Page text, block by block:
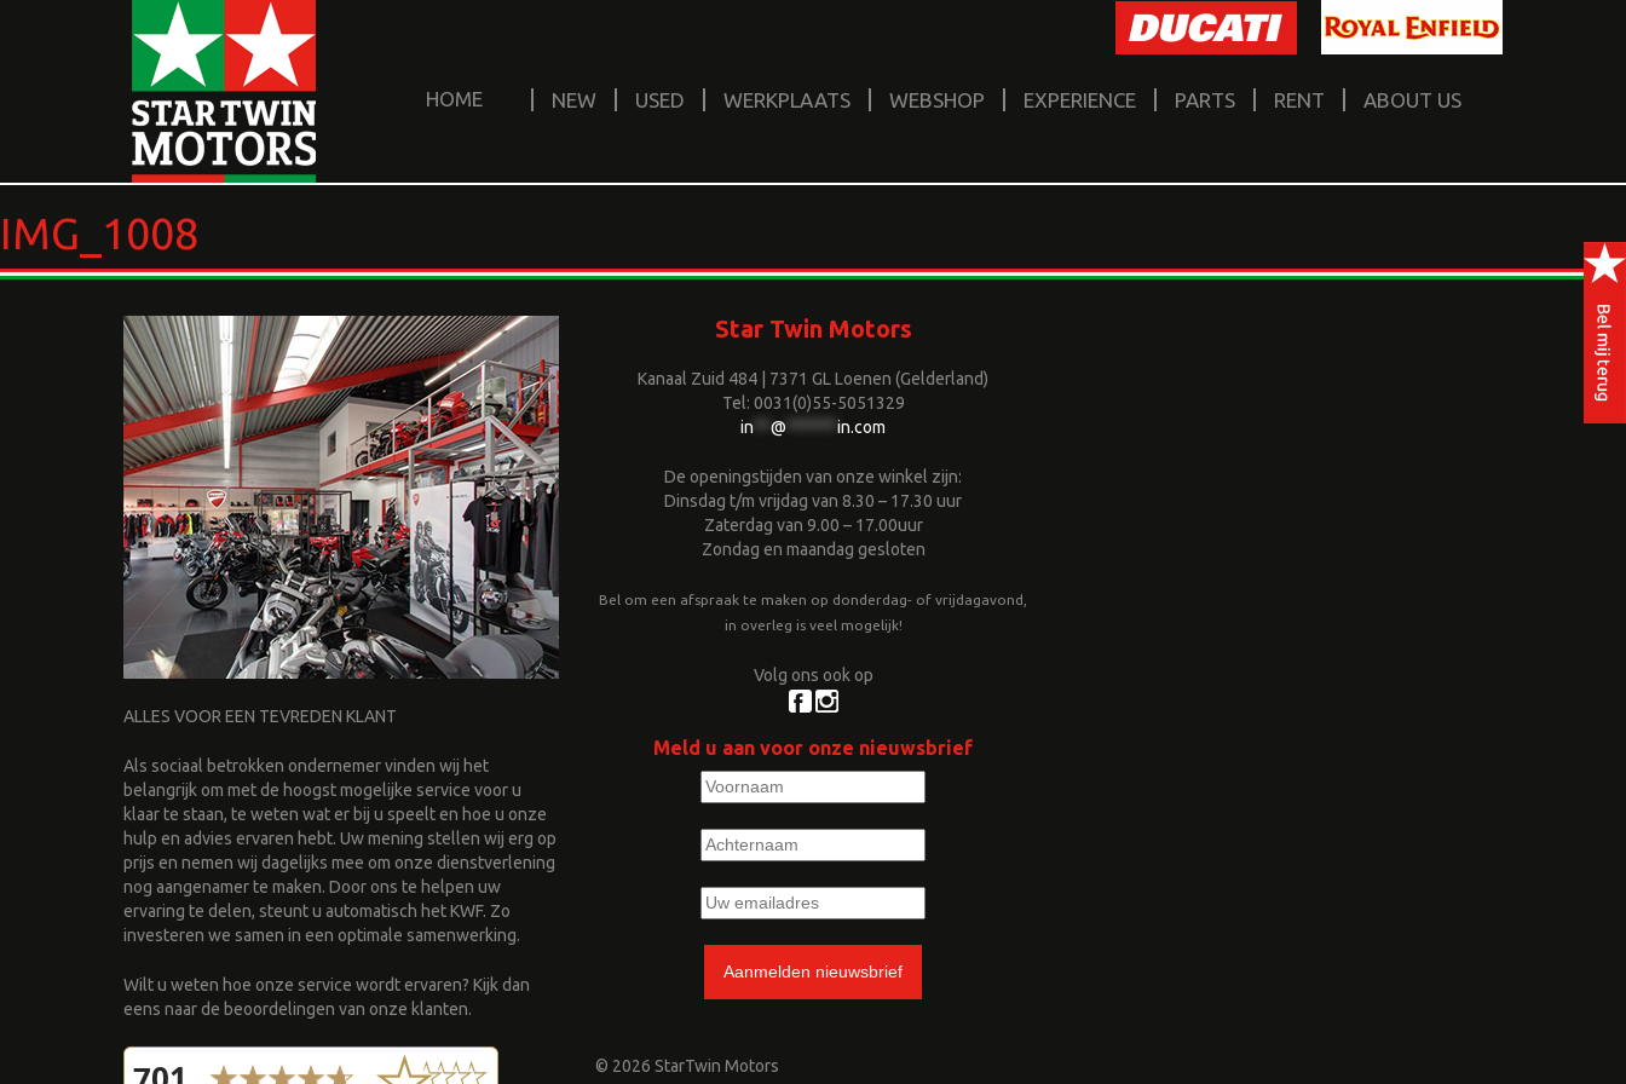
HOME NEW USED WERKPLAATS WEBSHOP EXPERIENCE PARTS RENT ABOUT US
IMG_1008
ALLES VOOR EEN TEVREDEN KLANT
Als sociaal betrokken ondernemer vinden wij het
belangrijk om met de hoogst mogelijke service voor u
klaar te staan, te weten wat er bij u speelt en hoe u onze
hulp en advies ervaren hebt. Uw mening stellen wij erg op
prijs en nemen wij dagelijks mee om onze dienstverlening
nog aangenamer te maken. Door ons te helpen uw
ervaring te delen, steunt u automatisch het KWF. Zo
investeren we samen in een optimale samenwerking.
Wilt u weten hoe onze service wordt ervaren? Kijk dan
eens naar de beoordelingen van onze klanten.
Star Twin Motors
Kanaal Zuid 484 | 7371 GL Loenen (Gelderland)
Tel: 0031(0)55-5051329
in
@ in.com
De openingstijden van onze winkel zijn:
Dinsdag t/m vrijdag van 8.30 – 17.30 uur
Zaterdag van 9.00 – 17.00uur
Zondag en maandag gesloten
Bel om een afspraak te maken op donderdag- of vrijdagavond,
in overleg is veel mogelijk!
Volg ons ook op
Meld u aan voor onze nieuwsbrief
© 2026 StarTwin Motors